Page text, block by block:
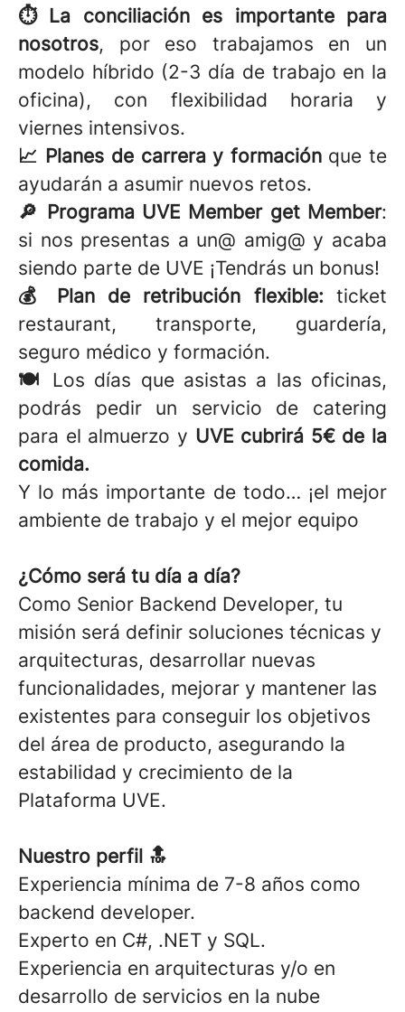
⏱️ La conciliación es importante para
nosotros, por eso trabajamos en un
modelo híbrido (2-3 día de trabajo en la
oficina), con flexibilidad horaria y
viernes intensivos.
📈 Planes de carrera y formación que te
ayudarán a asumir nuevos retos.
🔎 Programa UVE Member get Member:
si nos presentas a un@ amig@ y acaba
siendo parte de UVE ¡Tendrás un bonus!
💰 Plan de retribución flexible: ticket
restaurant, transporte, guardería,
seguro médico y formación.
🍽️ Los días que asistas a las oficinas,
podrás pedir un servicio de catering
para el almuerzo y UVE cubrirá 5€ de la
comida.
Y lo más importante de todo… ¡el mejor
ambiente de trabajo y el mejor equipo
¿Cómo será tu día a día?
Como Senior Backend Developer, tu
misión será definir soluciones técnicas y
arquitecturas, desarrollar nuevas
funcionalidades, mejorar y mantener las
existentes para conseguir los objetivos
del área de producto, asegurando la
estabilidad y crecimiento de la
Plataforma UVE.
Nuestro perfil 🔝
Experiencia mínima de 7-8 años como
backend developer.
Experto en C#, .NET y SQL.
Experiencia en arquitecturas y/o en
desarrollo de servicios en la nube